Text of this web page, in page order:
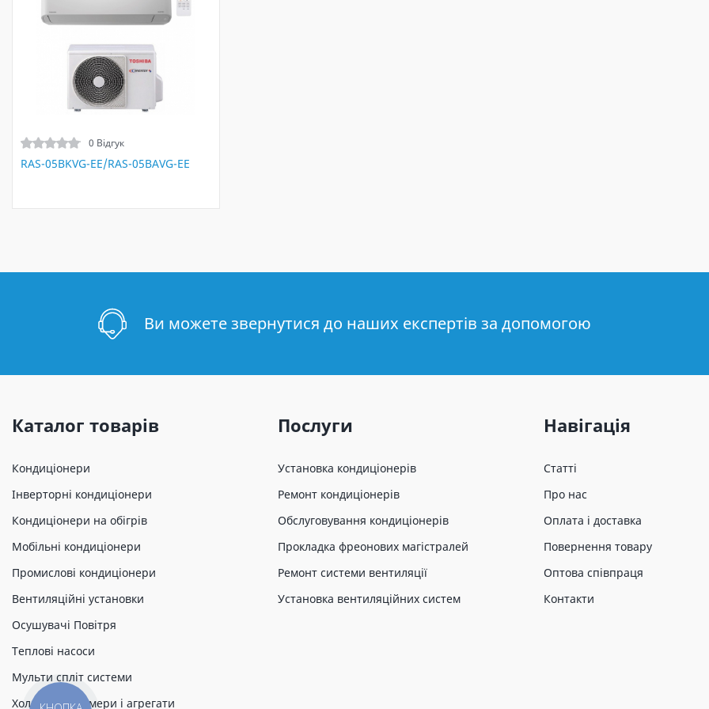
0 Відгук
RAS-05BKVG-EE/RAS-05BAVG-EE
Ви можете звернутися до наших експертів за допомогою
Каталог товарів
Кондиціонери
Інверторні кондиціонери
Кондиціонери на обігрів
Мобільні кондиціонери
Промислові кондиціонери
Вентиляційні установки
Осушувачі Повітря
Теплові насоси
Мульти спліт системи
Холодильні камери і агрегати
Послуги
Установка кондиціонерів
Ремонт кондиціонерів
Обслуговування кондиціонерів
Прокладка фреонових магістралей
Ремонт системи вентиляції
Установка вентиляційних систем
Навігація
Статті
Про нас
Оплата і доставка
Повернення товару
Оптова співпраця
Контакти